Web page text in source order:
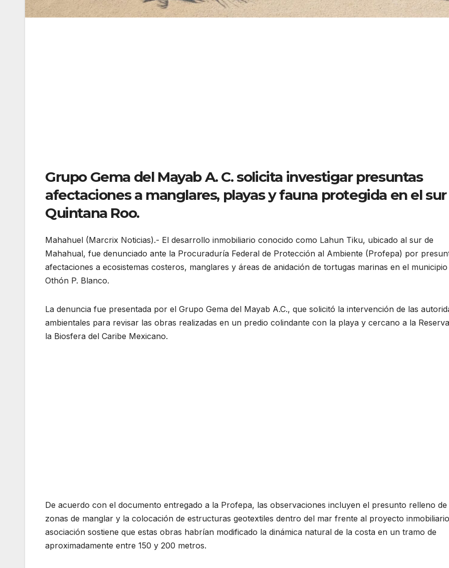
Grupo Gema del Mayab A. C. solicita investigar presuntas
afectaciones a manglares, playas y fauna protegida en el
Quintana Roo.
Mahahuel (Marcrix Noticias).- El desarrollo inmobiliario conocido como Lahun Tiku, ubicado al sur de
Mahahual, fue denunciado ante la Procuraduría Federal de Protección al Ambiente (Profepa) por
afectaciones a ecosistemas costeros, manglares y áreas de anidación de tortugas marinas en el municipio
Othón P. Blanco.
La denuncia fue presentada por el Grupo Gema del Mayab A.C., que solicitó la intervención de las
ambientales para revisar las obras realizadas en un predio colindante con la playa y cercano a la
la Biosfera del Caribe Mexicano.
De acuerdo con el documento entregado a la Profepa, las observaciones incluyen el presunto relleno de
zonas de manglar y la colocación de estructuras geotextiles dentro del mar frente al proyecto
asociación sostiene que estas obras habrían modificado la dinámica natural de la costa en un tramo de
aproximadamente entre 150 y 200 metros.